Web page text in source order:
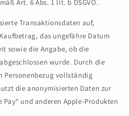
Art. 6 Abs. 1 lit. b DSGVO.
Transaktionsdaten auf,
das ungefähre Datum
sowie die Angabe, ob die
wurde. Durch die
Personenbezug vollständig
die anonymisierten Daten zur
Pay“ und anderen Apple-Produkten